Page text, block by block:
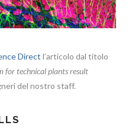
Direct l’articolo dal titolo
for technical plants result
del nostro staff.